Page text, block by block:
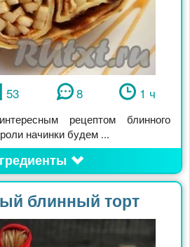
53 8 1 ч
рецептом блинного
начинки будем ...
блинный торт